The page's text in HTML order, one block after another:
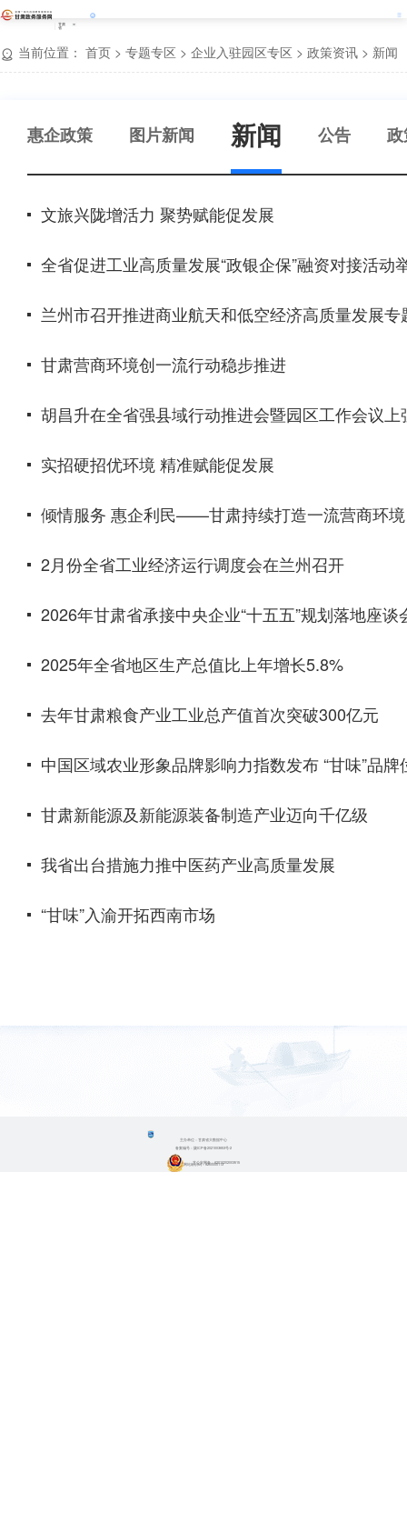
甘肃
省
当前位置： 首页 > 专题专区 > 企业入驻园区专区 > 政策资讯 > 新闻
惠企政策 图片新闻 新闻 公告
文旅兴陇增活力 聚势赋能促发展
全省促进工业高质量发展“政银企保”融资对接活动
兰州市召开推进商业航天和低空经济高质量发展专
甘肃营商环境创一流行动稳步推进
胡昌升在全省强县域行动推进会暨园区工作会议
实招硬招优环境 精准赋能促发展
倾情服务 惠企利民——甘肃持续打造一流营商环境
2月份全省工业经济运行调度会在兰州召开
2026年甘肃省承接中央企业“十五五”规划落地座谈
2025年全省地区生产总值比上年增长5.8%
去年甘肃粮食产业工业总产值首次突破300亿元
中国区域农业形象品牌影响力指数发布 “甘味”品牌
甘肃新能源及新能源装备制造产业迈向千亿级
我省出台措施力推中医药产业高质量发展
“甘味”入渝开拓西南市场
主办单位：甘肃省大数据中心
备案编号：陇ICP备2021003653号-2
甘公安网备：62010202003515
网站标识码：6200000113